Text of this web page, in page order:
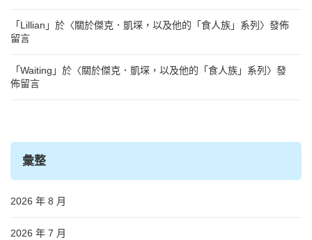
「 Lillian 」於〈關於傑克．凱堔，以及他的「食人族」系列 〉發佈
留言
「Waiting 」於〈關於傑克．凱堔，以及他的「食人族」系列 〉發
佈留言
彙整
2026 年 8 月
2026 年 7 月